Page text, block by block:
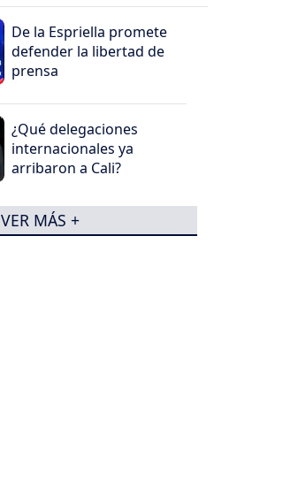
De la Espriella promete
defender la libertad de
prensa
¿Qué delegaciones
internacionales ya
arribaron a Cali?
VER MÁS +